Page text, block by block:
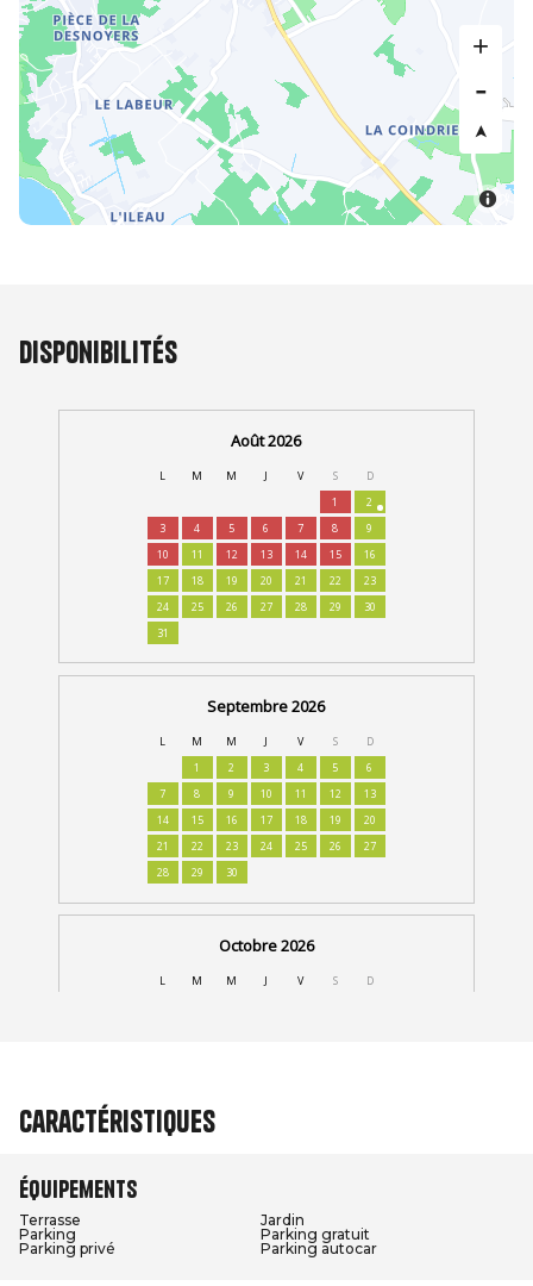
Disponibilités
Caractéristiques
Équipements
Terrasse
Jardin
Parking
Parking gratuit
Parking privé
Parking autocar